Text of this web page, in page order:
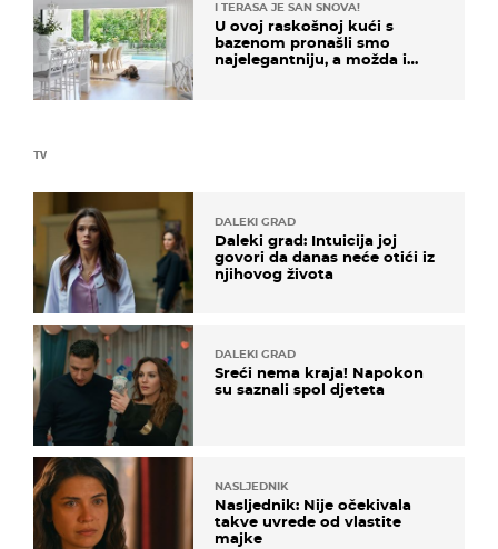
TV
DALEKI GRAD
Daleki grad: Intuicija joj
govori da danas neće otići iz
njihovog života
DALEKI GRAD
Sreći nema kraja! Napokon
su saznali spol djeteta
NASLJEDNIK
Nasljednik: Nije očekivala
takve uvrede od vlastite
majke
I TERASA JE SAN SNOVA!
U ovoj raskošnoj kući s
bazenom pronašli smo
najelegantniju, a možda i